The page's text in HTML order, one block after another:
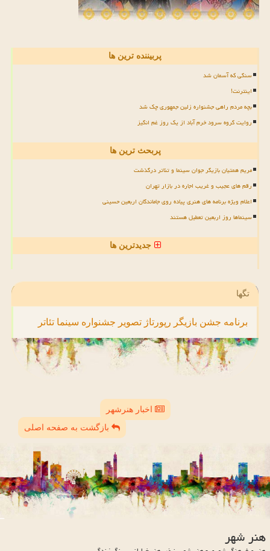
پربیننده ترین ها
سنگی که آسمان شد
اینترنت!
بچه مردم راهی جشنواره زلین جمهوری چک شد
روایت گروه سرود خرم آباد از یک روز غم انگیز
پربحث ترین ها
مریم همتیان بازیگر جوان سینما و تئاتر درگذشت
رقم های عجیب و غریب اجاره در بازار تهران
اعلام ویژه برنامه های هنری پیاده روی جاماندگان اربعین حسینی
سینماها روز اربعین تعطیل هستند
جدیدترین ها
تگها
برنامه جشن بازیگر رپورتاژ تصویر جشنواره سینما تئاتر
اخبار هنرشهر
بازگشت به صفحه اصلی
هنر شهر